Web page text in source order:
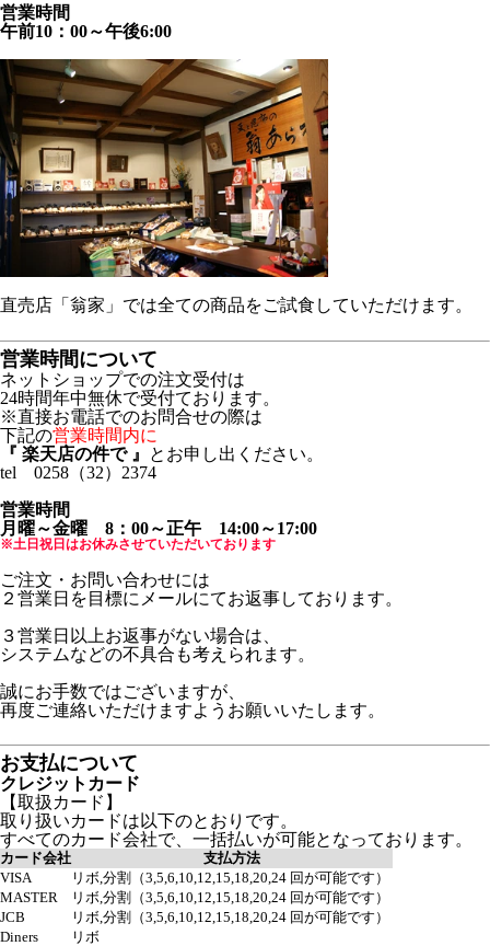
営業時間
午前10：00～午後6:00
直売店「翁家」では全ての商品をご試食していただけます。
営業時間について
ネットショップでの注文受付は
24時間年中無休で受付ております。
※直接お電話でのお問合せの際は
下記の営業時間内に
『 楽天店の件で 』
とお申し出ください。
tel 0258（32）2374
営業時間
月曜～金曜 8：00～正午 14:00～17:00
※土日祝日はお休みさせていただいております
ご注文・お問い合わせには
２営業日を目標にメールにてお返事しております。
３営業日以上お返事がない場合は、
システムなどの不具合も考えられます。
誠にお手数ではございますが、
再度ご連絡いただけますようお願いいたします。
お支払について
クレジットカード
【取扱カード】
取り扱いカードは以下のとおりです。
すべてのカード会社で、一括払いが可能となっております。
カード会社
支払方法
VISA
リボ,分割（3,5,6,10,12,15,18,20,24 回が可能です）
MASTER
リボ,分割（3,5,6,10,12,15,18,20,24 回が可能です）
JCB
リボ,分割（3,5,6,10,12,15,18,20,24 回が可能です）
Diners
リボ